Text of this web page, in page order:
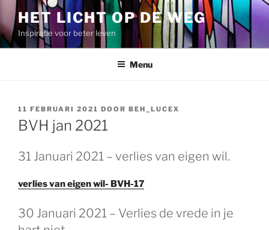
Spring
naar
de
inhoud
HET LICHT OP DE WEG
Inspiratie voor beter leven
Menu
GEPLAATST
OP
11 FEBRUARI 2021 DOOR BEH_LUCEX
BVH jan 2021
31 Januari 2021 – verlies van eigen wil.
verlies van eigen wil- BVH-17
30 Januari 2021 – Verlies de vrede in je